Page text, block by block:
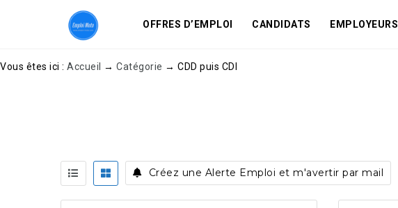
OFFRES D’EMPLOI CANDIDATS EMPLOYEURS
Vous êtes ici : Accueil → Catégorie → CDD puis CDI
Créez une Alerte Emploi et m'avertir par mail